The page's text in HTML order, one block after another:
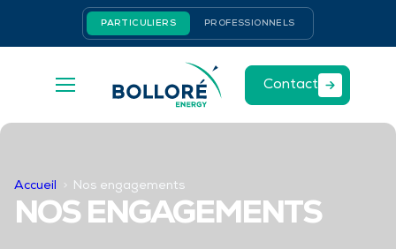
contenu
PARTICULIERS PROFESSIONNELS
Contact
Accueil Nos engagements
NOS ENGAGEMENTS
Panneau de gestion des cookies